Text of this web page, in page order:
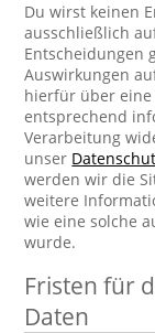
Du wirst keinen
ausschließlich
Entscheidungen
Auswirkungen
hierfür über
entsprechend
Verarbeitung
unser
werden wir die
weitere
wie eine solche
wurde.
Fristen für
Daten